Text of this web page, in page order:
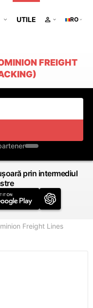
UTILE RO
FREIGHT
prin intermediul
Freight Lines